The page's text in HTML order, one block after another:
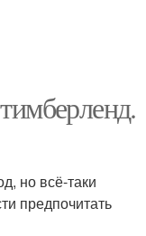
но всё-таки
предпочитать